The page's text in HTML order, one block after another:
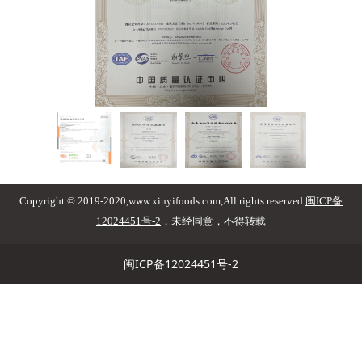
Copyright © 2019-2020,www.xinyifoods.com,All rights reserved 闽ICP备
12024451号-2 ，未经同意，不得转载
闽ICP备12024451号-2